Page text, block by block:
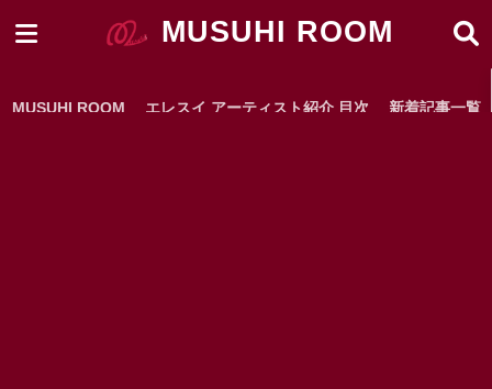
MUSUHI ROOM
MUSUHI ROOM エレスイ アーティスト紹介 目次 新着記事一覧